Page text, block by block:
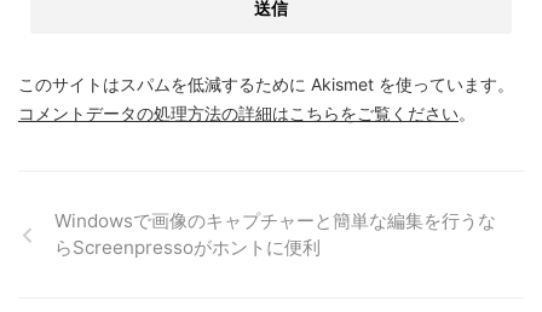
このサイトはスパムを低減するために Akismet を使っています。
コメントデータの処理方法の詳細はこちらをご覧ください。
Windowsで画像のキャプチャーと簡単な編集を行うな
らScreenpressoがホントに便利